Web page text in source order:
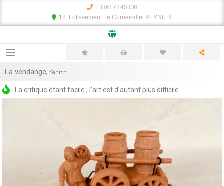
+33617246308
18, Lotissement La Corneirelle, PEYNIER
La vendange, Santon
La critique étant facile , l’art est d’autant plus difficile .